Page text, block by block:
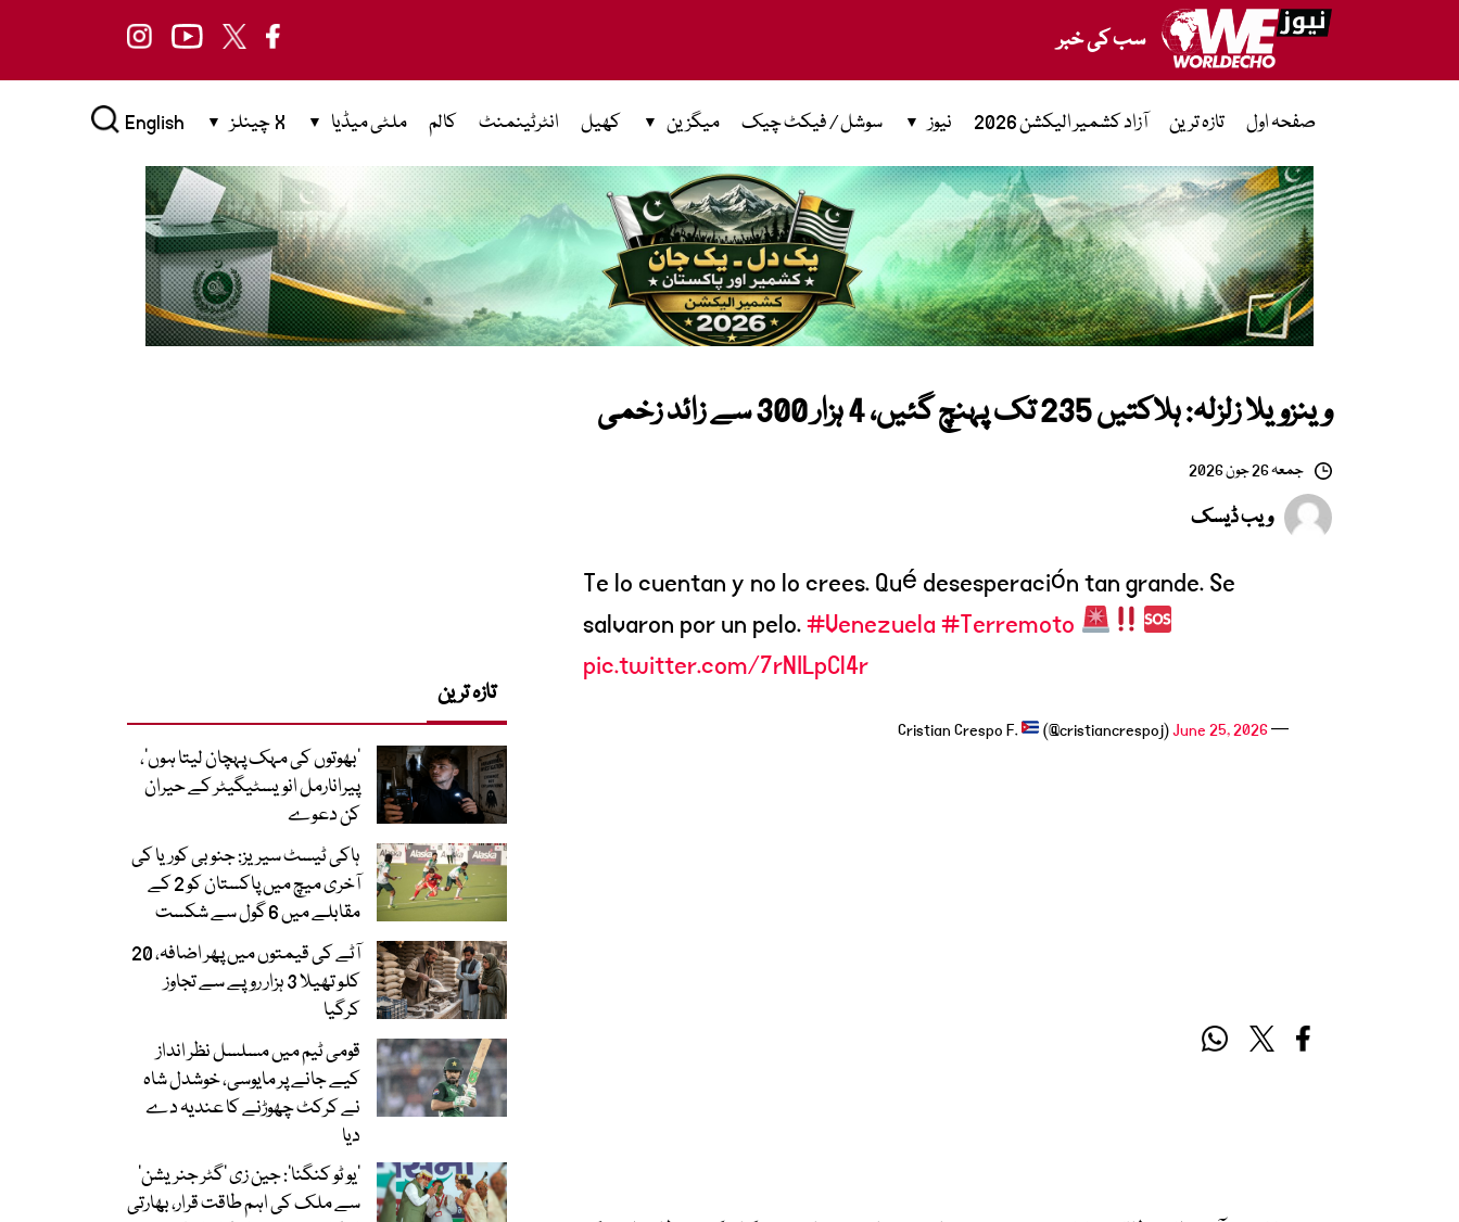
سب کی خبر
صفحہ اول تازہ ترین آزاد کشمیر الیکشن 2026 نیوز سوشل / فیکٹ چیک میگزین کھیل انٹرٹینمنٹ کالم ملٹی میڈیا X چینلز English
وینزویلا زلزلہ: ہلاکتیں 235 تک پہنچ گئیں، 4 ہزار 300 سے زائد زخمی
جمعہ 26 جون 2026
ویب ڈیسک
Te lo cuentan y no lo crees. Qué desesperación tan grande. Se
salvaron por un pelo.#Venezuela#Terremoto
pic.twitter.com/7rNILpCl4r
— Cristian Crespo F.
(@cristiancrespoj)June 25, 2026
تازہ ترین
‘بھوتوں کی مہک پہچان لیتا ہوں’،
پیرانارمل انویسٹیگیٹر کے حیران
کن دعوے
ہاکی ٹیسٹ سیریز: جنوبی کوریا کی
آخری میچ میں پاکستان کو 2 کے
مقابلے میں 6 گول سے شکست
آٹے کی قیمتوں میں پھر اضافہ، 20
کلو تھیلا 3 ہزار روپے سے تجاوز
کرگیا
قومی ٹیم میں مسلسل نظر انداز
کیے جانے پر مایوسی، خوشدل شاہ
نے کرکٹ چھوڑنے کا عندیہ دے
دیا
’یو ٹو کنگنا‘: جین زی ’گٹر جنریشن‘
سے ملک کی اہم طاقت قرار، بھارتی